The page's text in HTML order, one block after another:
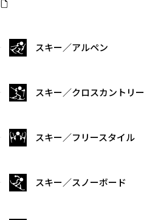
スキー／アルペン
スキー／クロスカントリー
スキー／フリースタイル
スキー／スノーボード